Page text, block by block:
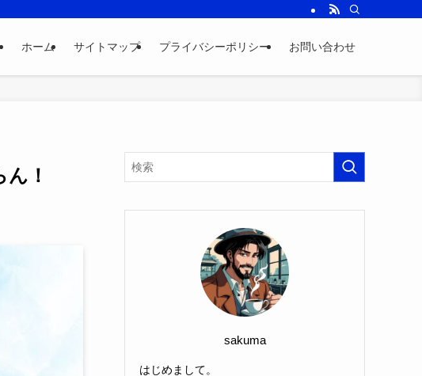
ホーム サイトマップ プライバシーポリシー お問い合わせ
！
sakuma
はじめまして。